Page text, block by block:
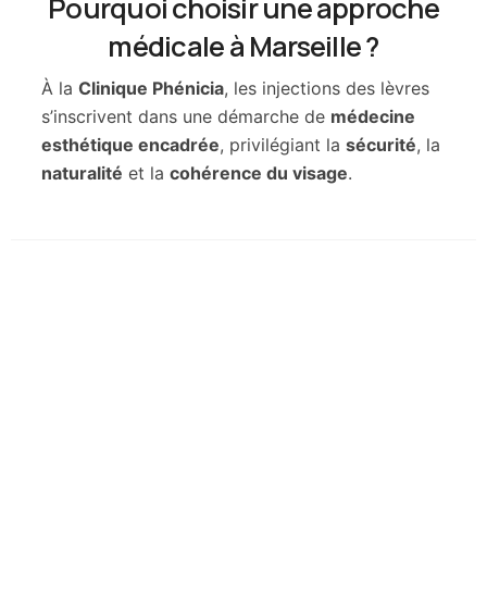
Pourquoi choisir une approche
médicale à Marseille ?
À la Clinique Phénicia, les injections des lèvres
s’inscrivent dans une démarche de médecine
esthétique encadrée, privilégiant la sécurité, la
naturalité et la cohérence du visage.